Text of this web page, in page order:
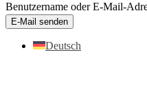
Benutzername oder E-Mail-
E-Mail senden
Deutsch